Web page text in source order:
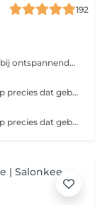
192
De klassieke massage is een massage waarbij ontspannende en intensieve grepen elkaar afwisselen voor ontspanning en om spierknopen los te maken.
De rug-nek-schouder massage richt zich op precies dat gebied waar we vaak last van hebben. Spanningen zetten zich voornamelijk vast in de rug, nek en/of schouder, waar pijnklachten door kunnen ontstaan. Een zorgvuldige ontspanningsmassage kan deze klachten flink verzachten door de spieren te helpen in de ontspanning.
De rug-nek-schouder massage richt zich op precies dat gebied waar we vaak last van hebben. Spanningen zetten zich voornamelijk vast in de rug, nek en/of schouder, waar pijnklachten door kunnen ontstaan. Een zorgvuldige ontspanningsmassage kan deze klachten flink verzachten door de spieren te helpen in de ontspanning.